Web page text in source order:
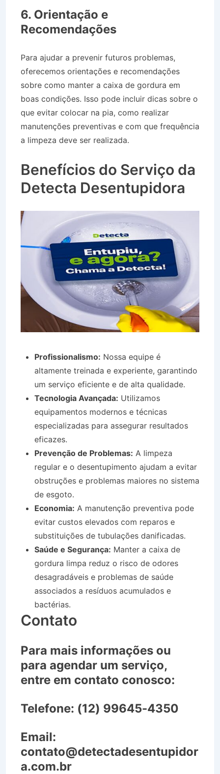
6. Orientação e
Recomendações
Para ajudar a prevenir futuros problemas,
oferecemos orientações e recomendações
sobre como manter a caixa de gordura em
boas condições. Isso pode incluir dicas sobre o
que evitar colocar na pia, como realizar
manutenções preventivas e com que frequência
a limpeza deve ser realizada.
Benefícios do Serviço da
Detecta Desentupidora
Profissionalismo: Nossa equipe é
altamente treinada e experiente, garantindo
um serviço eficiente e de alta qualidade.
Tecnologia Avançada: Utilizamos
equipamentos modernos e técnicas
especializadas para assegurar resultados
eficazes.
Prevenção de Problemas: A limpeza
regular e o desentupimento ajudam a evitar
obstruções e problemas maiores no sistema
de esgoto.
Economia: A manutenção preventiva pode
evitar custos elevados com reparos e
substituições de tubulações danificadas.
Saúde e Segurança: Manter a caixa de
gordura limpa reduz o risco de odores
desagradáveis e problemas de saúde
associados a resíduos acumulados e
bactérias.
Contato
Para mais informações ou
para agendar um serviço,
entre em contato conosco:
Telefone: (12) 99645-4350
Email:
contato@detectadesentupidor
a.com.br